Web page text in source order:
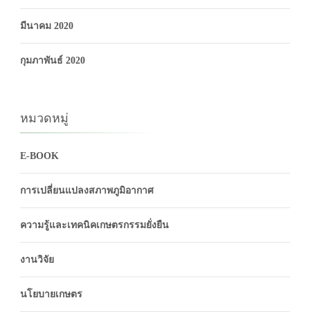
มีนาคม 2020
กุมภาพันธ์ 2020
หมวดหมู่
E-BOOK
การเปลี่ยนแปลงสภาพภูมิอากาศ
ความรู้และเทคนิคเกษตรกรรมยั่งยืน
งานวิจัย
นโยบายเกษตร